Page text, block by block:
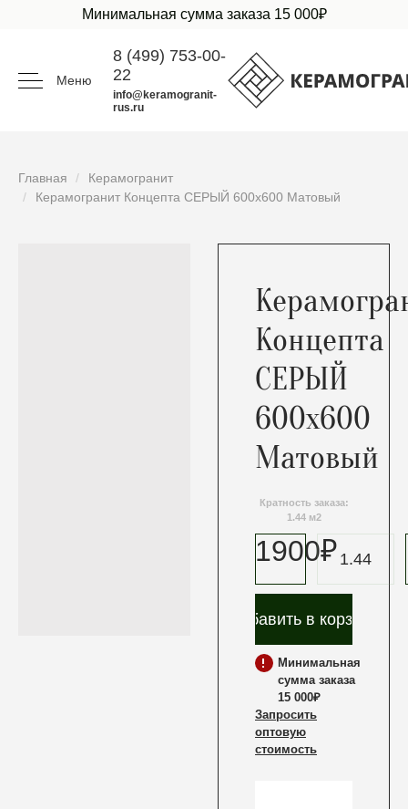
Минимальная сумма заказа 15 000₽
Меню
8 (499) 753-00-
22
info@keramogranit-
rus.ru
Главная
Керамогранит
Керамогранит Концепта СЕРЫЙ 600x600 Матовый
Концепта
СЕРЫЙ
600x600
Матовый
1900₽/м2
Кратность заказа:
1.44 м2
Добавить в корзину
Минимальная
сумма заказа
15 000₽
Запросить
оптовую
стоимость